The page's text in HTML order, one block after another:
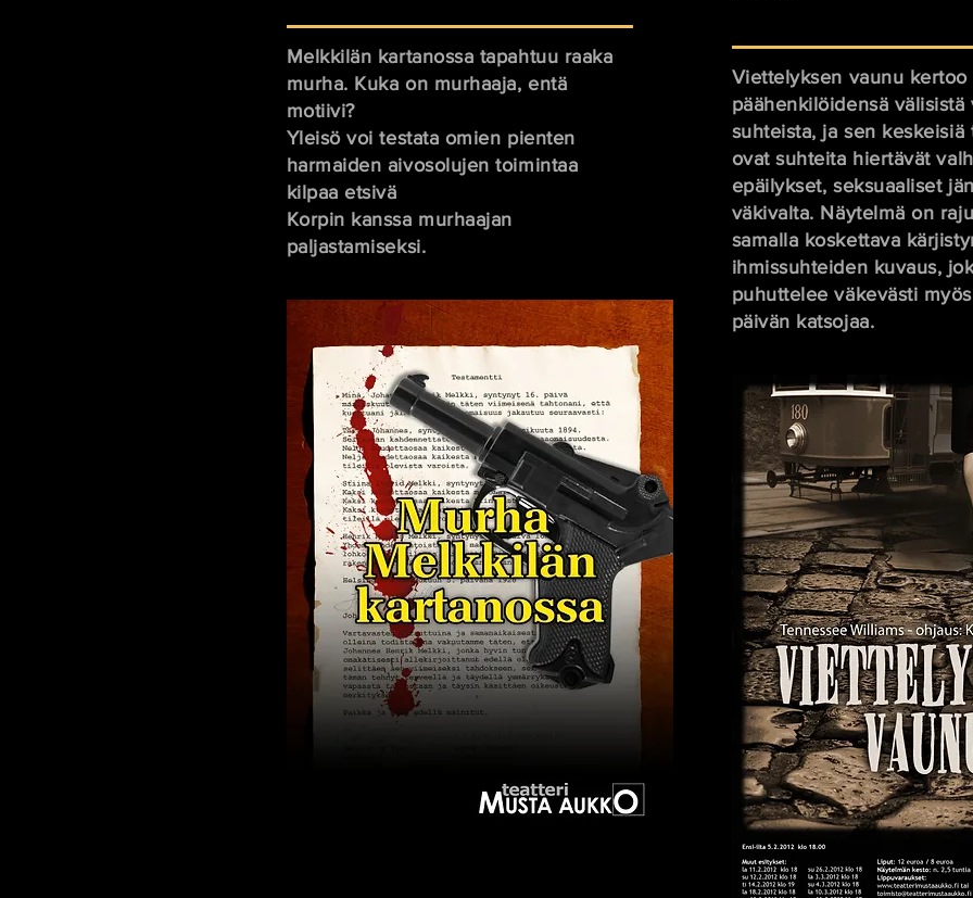
Melkkilän kartanossa tapahtuu raaka
murha. Kuka on murhaaja, entä
motiivi?
Yleisö voi testata omien pienten
harmaiden aivosolujen toimintaa
kilpaa etsivä
Korpin kanssa murhaajan
paljastamiseksi.
Viettelyksen vaunu kertoo
päähenkilöidensä välisistä
suhteista, ja sen keskeisiä
ovat suhteita hiertävät
epäilykset, seksuaaliset
väkivalta. Näytelmä on
samalla koskettava
ihmissuhteiden kuvaus,
puhuttelee väkevästi
päivän katsojaa.